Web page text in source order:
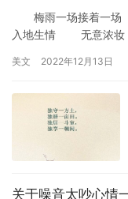
梅雨一场接着一
入地生情 无意浓
美文 2022年12月13日
关于噪音太吵心情